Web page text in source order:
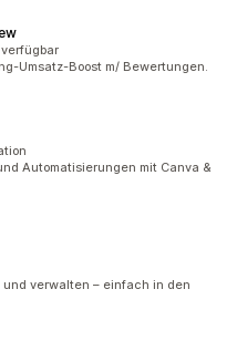
Umsatz-Boost m/ Bewertungen.
Automatisierungen mit Canva &
verwalten – einfach in den